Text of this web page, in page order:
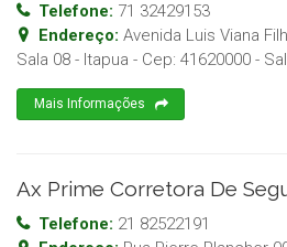
Telefone: 71 32429153
Endereço: Avenida Luis Viana
Sala 08 - Itapua - Cep: 41620000 -
Mais Informações
Ax Prime Corretora De
Telefone: 21 82522191